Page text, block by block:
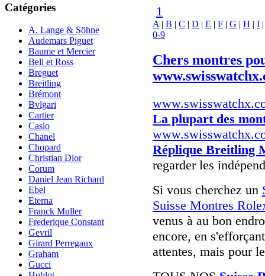
Catégories
A. Lange & Söhne
Audemars Piguet
Baume et Mercier
Bell et Ross
Breguet
Breitling
Brémont
Bvlgari
Cartier
Casio
Chanel
Chopard
Christian Dior
Corum
Daniel Jean Richard
Ebel
Eterna
Franck Muller
Frederique Constant
Gevril
Girard Perregaux
Graham
Gucci
1
A | B | C | D | E | F | G | H | I
0-9
Chers montres
La plupart des
Réplique Breitling
regarder les
Si vous cherchez un
Suisse Montres
venus à au bon
encore, en
attentes, mais pour